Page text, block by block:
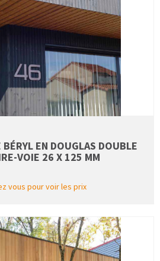
BÉRYL EN DOUGLAS DOUBLE
VOIE 26 X 125 MM
vous pour voir les prix